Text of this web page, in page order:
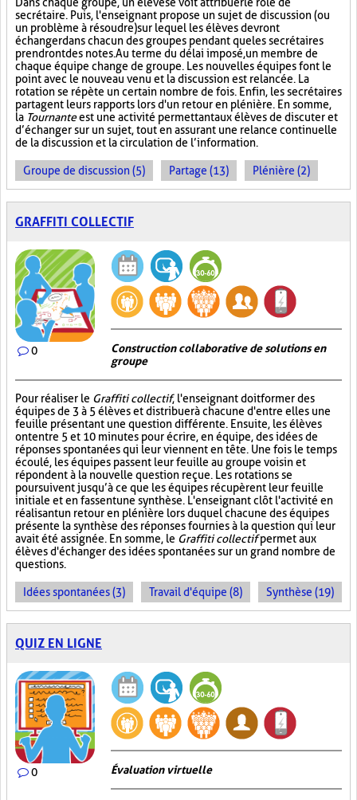
secrétaire. Puis, l'enseignant propose un sujet de discussion (ou
un problème à résoudre) sur lequel les élèves devront
échanger dans chacun des groupes pendant que les secrétaires
prendront des notes. Au terme du délai imposé, un membre de
chaque équipe change de groupe. Les nouvelles équipes font le
point avec le nouveau venu et la discussion est relancée. La
rotation se répète un certain nombre de fois. Enfin, les secrétaires
partagent leurs rapports lors d'un retour en plénière. En somme,
la Tournanteest une activité permettant aux élèves de discuter et
d’échanger sur un sujet, tout en assurant une relance continuelle
de la discussion et la circulation de l’information.
Groupe de discussion (5) Partage (13) Plénière (2)
GRAFFITI COLLECTIF
0
Construction collaborative de solutions en
groupe
Pour réaliser le Graffiti collectif, l'enseignant doit former des
équipes de 3 à 5 élèves et distribuer à chacune d'entre elles une
feuille présentant une question différente. Ensuite, les élèves
ont entre 5 et 10 minutes pour écrire, en équipe, des idées de
réponses spontanées qui leur viennent en tête. Une fois le temps
écoulé, les équipes passent leur feuille au groupe voisin et
répondent à la nouvelle question reçue. Les rotations se
poursuivent jusqu’à ce que les équipes récupèrent leur feuille
initiale et en fassent une synthèse. L'enseignant clôt l'activité en
réalisant un retour en plénière lors duquel chacune des équipes
présente la synthèse des réponses fournies à la question qui leur
avait été assignée. En somme, le Graffiti collectifpermet aux
élèves d'échanger des idées spontanées sur un grand nombre de
questions.
Idées spontanées (3) Travail d'équipe (8) Synthèse (19)
QUIZ EN LIGNE
0 Évaluation virtuelle